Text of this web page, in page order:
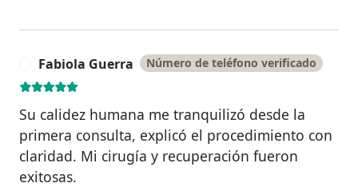
Fabiola Guerra Número de teléfono verificado
Su calidez humana me tranquilizó desde la
primera consulta, explicó el procedimiento con
claridad. Mi cirugía y recuperación fueron
exitosas.